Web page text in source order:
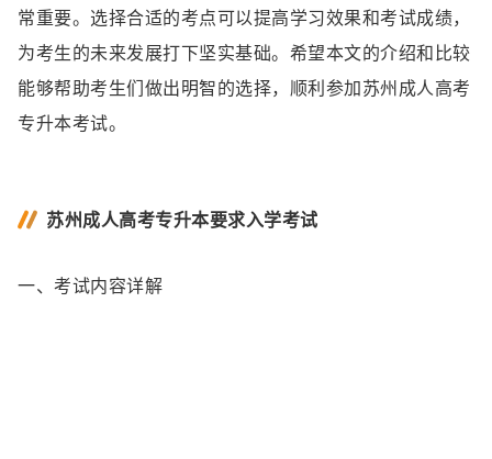
常重要。选择合适的考点可以提高学习效果和考试成绩，
为考生的未来发展打下坚实基础。希望本文的介绍和比较
能够帮助考生们做出明智的选择，顺利参加苏州成人高考
专升本考试。
苏州成人高考专升本要求入学考试
一、考试内容详解